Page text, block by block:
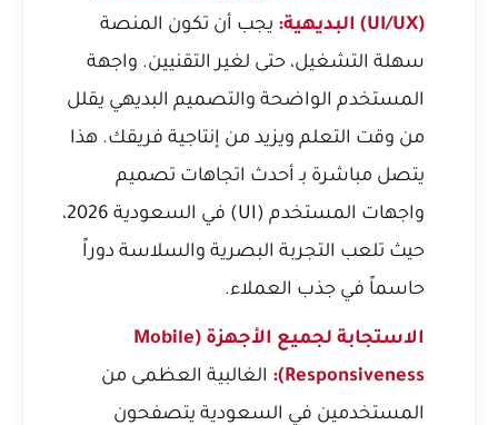
(UI/UX) البديهية:
يجب أن تكون المنصة
سهلة التشغيل، حتى لغير التقنيين. واجهة
المستخدم الواضحة والتصميم البديهي يقلل
من وقت التعلم ويزيد من إنتاجية فريقك. هذا
يتصل مباشرة بـ أحدث اتجاهات تصميم
واجهات المستخدم (UI) في السعودية 2026
،
حيث تلعب التجربة البصرية والسلاسة دوراً
حاسماً في جذب العملاء.
الاستجابة لجميع الأجهزة (Mobile
Responsiveness):
الغالبية العظمى من
المستخدمين في السعودية يتصفحون